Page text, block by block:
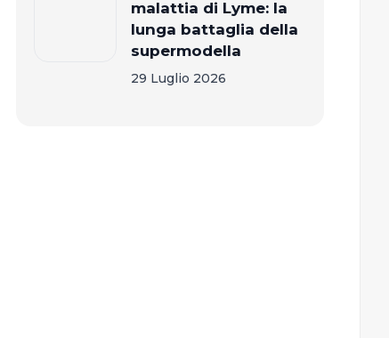
malattia di Lyme: la
lunga battaglia della
supermodella
29 Luglio 2026